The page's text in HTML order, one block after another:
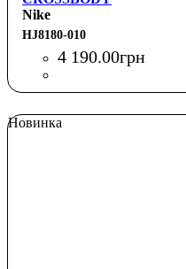
Nike
HJ8180-010
4 190.00грн
Новинка